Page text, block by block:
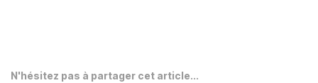
N'hésitez pas à partager cet article...